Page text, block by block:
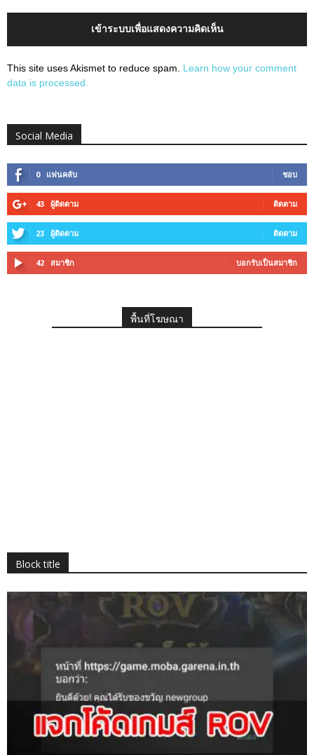
เข้าระบบเพื่อแสดงความคิดเห็น
This site uses Akismet to reduce spam. Learn how your comment
data is processed.
Social Media
0 แฟนคลับ ชอบ
43 ผู้ติดตาม ติดตาม
23 ผู้ติดตาม ติดตาม
42 สมาชิก บอกรับเป็นสมาชิก
พื้นที่โฆษณา
Block title